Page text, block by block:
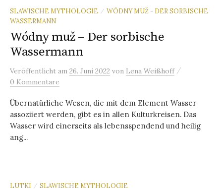
SLAWISCHE MYTHOLOGIE / WÓDNY MUŽ - DER SORBISCHE
WASSERMANN
Wódny muž – Der sorbische
Wassermann
Veröffentlicht am 26. Juni 2022 von Lena Weißhoff /
0 Kommentare
Übernatürliche Wesen, die mit dem Element Wasser
assoziiert werden, gibt es in allen Kulturkreisen. Das
Wasser wird einerseits als lebensspendend und heilig
ang...
LUTKI / SLAWISCHE MYTHOLOGIE